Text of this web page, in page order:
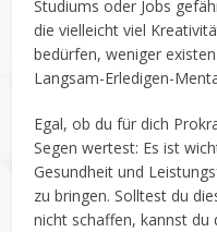
Studiums oder Jobs
die vielleicht viel
bedürfen, weniger
Langsam-Erledigen-
Egal, ob du für dich
Segen wertest: Es ist
Gesundheit und
zu bringen. Solltest du
nicht schaffen, kannst du